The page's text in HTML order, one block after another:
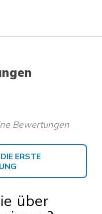
Bewertungen
ERSTE
über